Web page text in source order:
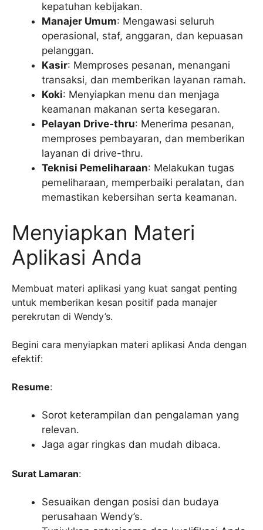
kepatuhan kebijakan.
Manajer Umum: Mengawasi seluruh
operasional, staf, anggaran, dan kepuasan
pelanggan.
Kasir: Memproses pesanan, menangani
transaksi, dan memberikan layanan ramah.
Koki: Menyiapkan menu dan menjaga
keamanan makanan serta kesegaran.
Pelayan Drive-thru: Menerima pesanan,
memproses pembayaran, dan memberikan
layanan di drive-thru.
Teknisi Pemeliharaan: Melakukan tugas
pemeliharaan, memperbaiki peralatan, dan
memastikan kebersihan serta keamanan.
Menyiapkan Materi
Aplikasi Anda
Membuat materi aplikasi yang kuat sangat penting
untuk memberikan kesan positif pada manajer
perekrutan di Wendy’s.
Begini cara menyiapkan materi aplikasi Anda dengan
efektif:
Resume:
Sorot keterampilan dan pengalaman yang
relevan.
Jaga agar ringkas dan mudah dibaca.
Surat Lamaran:
Sesuaikan dengan posisi dan budaya
perusahaan Wendy’s.